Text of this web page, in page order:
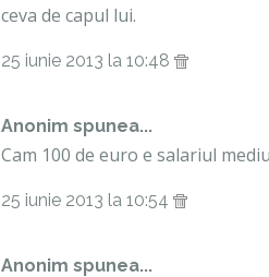
ceva de capul lui.
25 iunie 2013 la 10:48
Anonim spunea...
Cam 100 de euro e salariul
25 iunie 2013 la 10:54
Anonim spunea...